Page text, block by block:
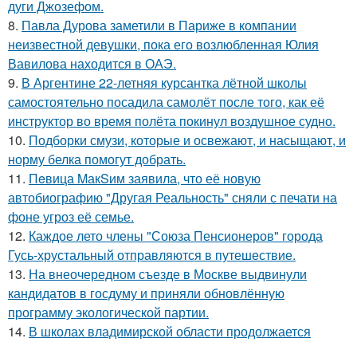
дуги Джозефом.
8. Павла Дурова заметили в Париже в компании
неизвестной девушки, пока его возлюбленная Юлия
Вавилова находится в ОАЭ.
9. В Аргентине 22-летняя курсантка лётной школы
самостоятельно посадила самолёт после того, как её
инструктор во время полёта покинул воздушное судно.
10. Подборки смузи, которые и освежают, и насыщают, и
норму белка помогут добрать.
11. Пeвица MакSим заявила, что её новую
автобиографию "Другая Реальность" сняли с печати на
фоне угроз её семье.
12. Каждое лето члены "Союза Пенсионеров" города
Гусь-хрустальный отправляются в путешествие.
13. На внеочередном съезде в Москве выдвинули
кандидатов в госдуму и приняли обновлённую
программу экологической партии.
14. В школах владимирской области продолжается